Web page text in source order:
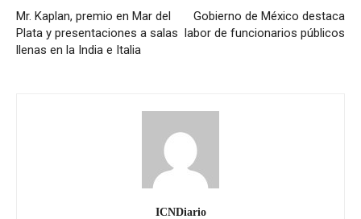
Mr. Kaplan, premio en Mar del
Plata y presentaciones a salas
llenas en la India e Italia
Gobierno de México destaca
labor de funcionarios públicos
ICNDiario